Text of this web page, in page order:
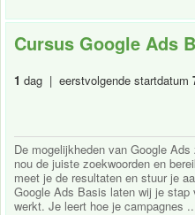
Cursus Google Ads
1 dag | eerstvolgende startdatum
De mogelijkheden van Google
nou de juiste zoekwoorden en
meet je de resultaten en stuur je
Google Ads Basis laten wij je
werkt. Je leert hoe je campagnes